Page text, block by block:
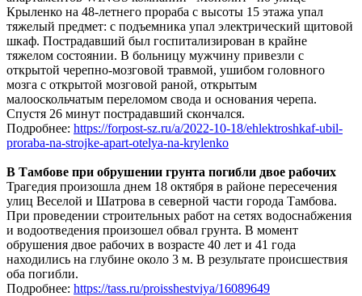
Крыленко на 48-летнего прораба с высоты 15 этажа упал
тяжелый предмет: с подъемника упал электрический щитовой
шкаф. Пострадавший был госпитализирован в крайне
тяжелом состоянии. В больницу мужчину привезли с
открытой черепно-мозговой травмой, ушибом головного
мозга с открытой мозговой раной, открытым
малооскольчатым переломом свода и основания черепа.
Спустя 26 минут пострадавший скончался.
Подробнее: https://forpost-sz.ru/a/2022-10-18/ehlektroshkaf-ubil-
proraba-na-strojke-apart-otelya-na-krylenko
В Тамбове при обрушении грунта погибли двое рабочих
Трагедия произошла днем 18 октября в районе пересечения
улиц Веселой и Шатрова в северной части города Тамбова.
При проведении строительных работ на сетях водоснабжения
и водоотведения произошел обвал грунта. В момент
обрушения двое рабочих в возрасте 40 лет и 41 года
находились на глубине около 3 м. В результате происшествия
оба погибли.
Подробнее: https://tass.ru/proisshestviya/16089649